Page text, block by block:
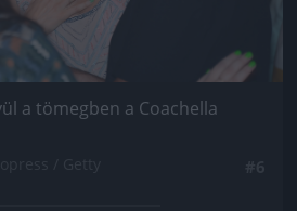
a tömegben a Coachella